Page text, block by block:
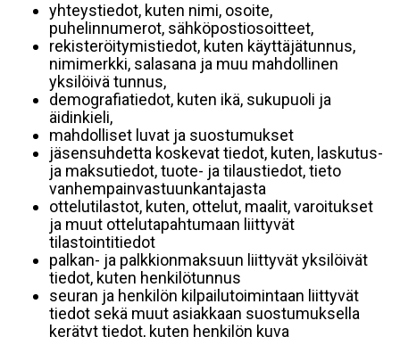
yhteystiedot, kuten nimi, osoite,
puhelinnumerot, sähköpostiosoitteet,
rekisteröitymistiedot, kuten käyttäjätunnus,
nimimerkki, salasana ja muu mahdollinen
yksilöivä tunnus,
demografiatiedot, kuten ikä, sukupuoli ja
äidinkieli,
mahdolliset luvat ja suostumukset
jäsensuhdetta koskevat tiedot, kuten, laskutus-
ja maksutiedot, tuote- ja tilaustiedot, tieto
vanhempainvastuunkantajasta
ottelutilastot, kuten, ottelut, maalit, varoitukset
ja muut ottelutapahtumaan liittyvät
tilastointitiedot
palkan- ja palkkionmaksuun liittyvät yksilöivät
tiedot, kuten henkilötunnus
seuran ja henkilön kilpailutoimintaan liittyvät
tiedot sekä muut asiakkaan suostumuksella
kerätyt tiedot, kuten henkilön kuva